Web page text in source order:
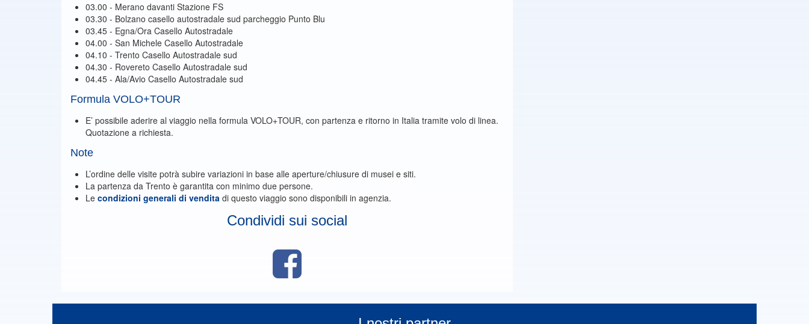
03.00 - Merano davanti Stazione FS
03.30 - Bolzano casello autostradale sud parcheggio Punto Blu
03.45 - Egna/Ora Casello Autostradale
04.00 - San Michele Casello Autostradale
04.10 - Trento Casello Autostradale sud
04.30 - Rovereto Casello Autostradale sud
04.45 - Ala/Avio Casello Autostradale sud
Formula VOLO+TOUR
E’ possibile aderire al viaggio nella formula VOLO+TOUR, con partenza e ritorno in Italia tramite volo di linea.
Quotazione a richiesta.
Note
L’ordine delle visite potrà subire variazioni in base alle aperture/chiusure di musei e siti.
La partenza da Trento è garantita con minimo due persone.
Le condizioni generali di vendita di questo viaggio sono disponibili in agenzia.
Condividi sui social